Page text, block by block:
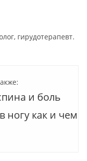
гирудотерапевт.
и боль
ногу как и чем